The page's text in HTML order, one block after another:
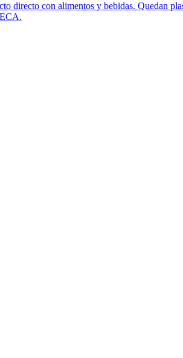
directo con alimentos y bebidas. Quedan